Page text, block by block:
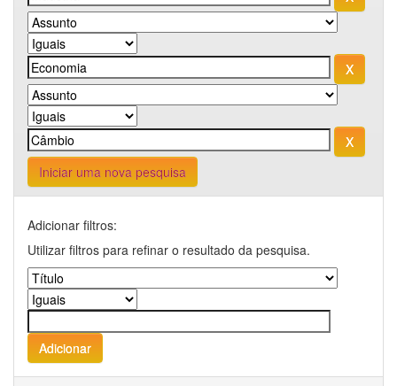
Iniciar uma nova pesquisa
Adicionar filtros:
Utilizar filtros para refinar o resultado da pesquisa.